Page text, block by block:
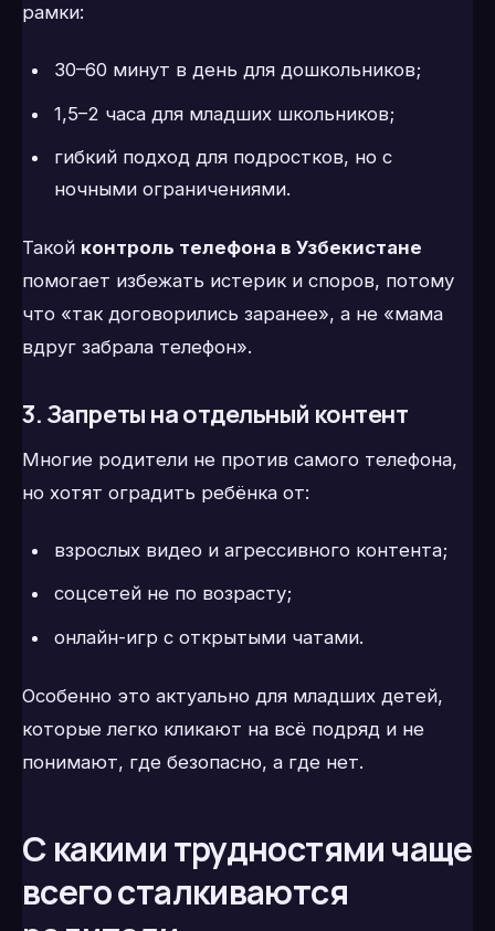
рамки:
30–60 минут в день для дошкольников;
1,5–2 часа для младших школьников;
гибкий подход для подростков, но с
ночными ограничениями.
Такой контроль телефона в Узбекистане
помогает избежать истерик и споров, потому
что «так договорились заранее», а не «мама
вдруг забрала телефон».
3. Запреты на отдельный контент
Многие родители не против самого телефона,
но хотят оградить ребёнка от:
взрослых видео и агрессивного контента;
соцсетей не по возрасту;
онлайн-игр с открытыми чатами.
Особенно это актуально для младших детей,
которые легко кликают на всё подряд и не
понимают, где безопасно, а где нет.
С какими трудностями чаще
всего сталкиваются